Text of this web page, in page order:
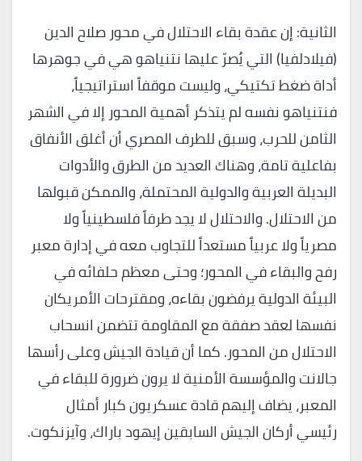
الثانية: إن عقدة بقاء الاحتلال في محور صلاح الدين
(فيلادلفيا) التي يُصرّ عليها نتنياهو هي في جوهرها
أداة ضغط تكتيكي، وليست موقفاً استراتيجياً،
فنتنياهو نفسه لم يتذكر أهمية المحور إلا في الشهر
الثامن للحرب، وسبق للطرف المصري أن أغلق الأنفاق
بفاعلية تامة، وهناك العديد من الطرق والأدوات
البديلة العربية والدولية المحتملة، والممكن قبولها
من الاحتلال. والاحتلال لا يجد طرفاً فلسطينياً ولا
مصرياً ولا عربياً مستعداً للتجاوب معه في إدارة معبر
رفح والبقاء في المحور؛ وحتى معظم حلفائه في
البيئة الدولية يرفضون بقاءه، ومقترحات الأمريكان
نفسها لعقد صفقة مع المقاومة تتضمن انسحاب
الاحتلال من المحور. كما أن قيادة الجيش وعلى رأسها
جالانت والمؤسسة الأمنية لا يرون ضرورة للبقاء في
المعبر، يضاف إليهم قادة عسكريون كبار أمثال
رئيسي أركان الجيش السابقين إيهود باراك، وآيزنكوت.